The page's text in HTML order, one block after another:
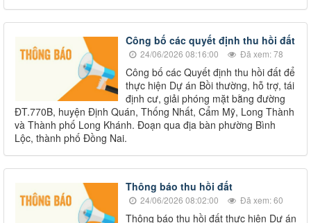
Công bố các quyết định thu hồi đất
24/06/2026 08:16:00 Đã xem: 78
Công bố các Quyết định thu hồi đất để
thực hiện Dự án Bồi thường, hỗ trợ, tái
định cư, giải phóng mặt bằng đường
ĐT.770B, huyện Định Quán, Thống Nhất, Cẩm Mỹ, Long Thành
và Thành phố Long Khánh. Đoạn qua địa bàn phường Bình
Lộc, thành phố Đồng Nai.
Thông báo thu hồi đất
24/06/2026 08:02:00 Đã xem: 60
Thông báo thu hồi đất thực hiện Dự án